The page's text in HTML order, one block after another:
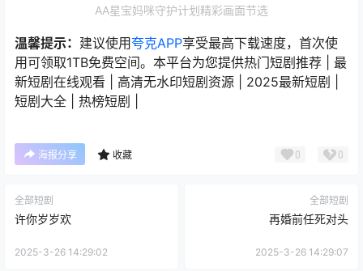
AA星宝妈咪守护计划精彩画面节选
温馨提示： 建议使用夸克APP享受最高下载速度，首次使
用可领取1TB免费空间。本平台为您提供热门短剧推荐 | 最
新短剧在线观看 | 高清无水印短剧资源 | 2025最新短剧 |
短剧大全 | 热榜短剧 |
海报分享 收藏 0 0
全部短剧
许你岁岁欢
2025-3-26 14:29:02
全部短剧
再婚前任死对头
2025-3-26 14:29:07